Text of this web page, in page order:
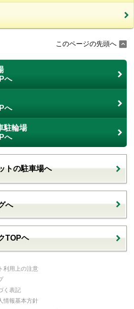
このページの先頭へ
へ
へ
駐輪場
へ
トの駐車場へ
へ
TOPヘ
利用上の注意
く表記
情報基本方針